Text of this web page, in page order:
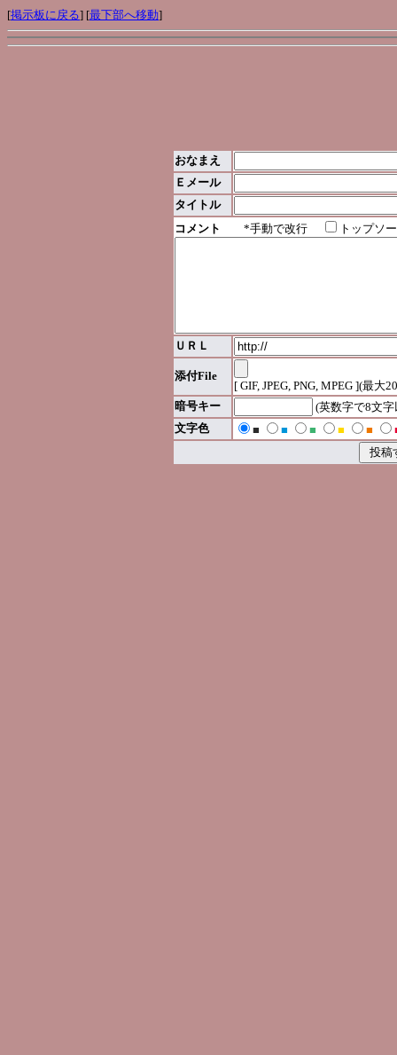
[掲示板に戻る] [最下部へ移動]
おなまえ
Ｅメール
タイトル
コメント *手動で改行 トップソ
ＵＲＬ
添付File
[ GIF, JPEG, PNG, MPEG ](最大
暗号キー
(英数字で8文
文字色
■ ■ ■ ■ ■